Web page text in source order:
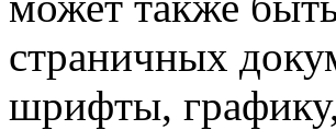
страничных
шрифты,